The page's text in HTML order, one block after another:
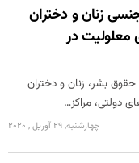
جنسی زنان و دختران
معلولیت در
حقوق بشر، زنان و دختران
دولتی، مراکز…
چهارشنبه, 29 آوریل , 2020